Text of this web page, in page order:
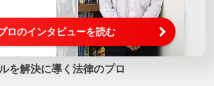
ロのインタビューを読む
を解決に導く法律のプロ